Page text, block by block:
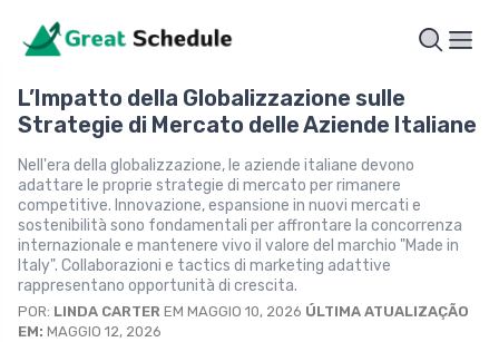
L’Impatto della Globalizzazione sulle
Strategie di Mercato delle Aziende Italiane
Nell'era della globalizzazione, le aziende italiane devono
adattare le proprie strategie di mercato per rimanere
competitive. Innovazione, espansione in nuovi mercati e
sostenibilità sono fondamentali per affrontare la concorrenza
internazionale e mantenere vivo il valore del marchio "Made in
Italy". Collaborazioni e tactics di marketing adattive
rappresentano opportunità di crescita.
POR: LINDA CARTER EM MAGGIO 10, 2026 ÚLTIMA ATUALIZAÇÃO
EM: MAGGIO 12, 2026